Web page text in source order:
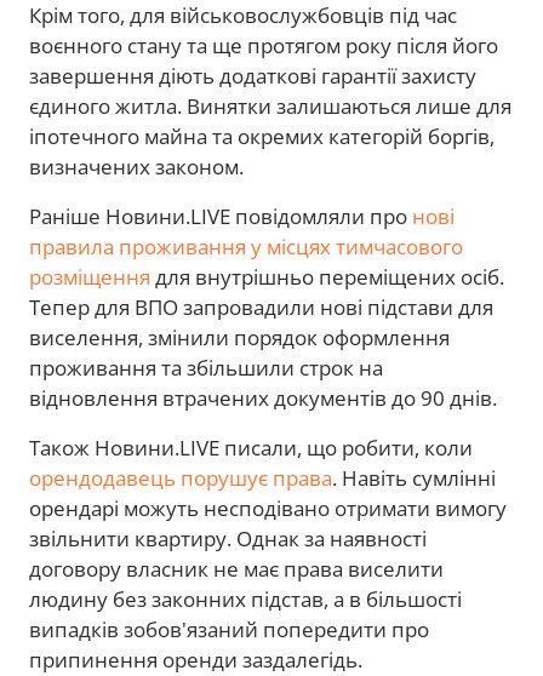
Крім того, для військовослужбовців під час
воєнного стану та ще протягом року після його
завершення діють додаткові гарантії захисту
єдиного житла. Винятки залишаються лише для
іпотечного майна та окремих категорій боргів,
визначених законом.
Раніше Новини.LIVE повідомляли про нові
правила проживання у місцях тимчасового
розміщення для внутрішньо переміщених осіб.
Тепер для ВПО запровадили нові підстави для
виселення, змінили порядок оформлення
проживання та збільшили строк на
відновлення втрачених документів до 90 днів.
Також Новини.LIVE писали, що робити, коли
орендодавець порушує права. Навіть сумлінні
орендарі можуть несподівано отримати вимогу
звільнити квартиру. Однак за наявності
договору власник не має права виселити
людину без законних підстав, а в більшості
випадків зобов'язаний попередити про
припинення оренди заздалегідь.